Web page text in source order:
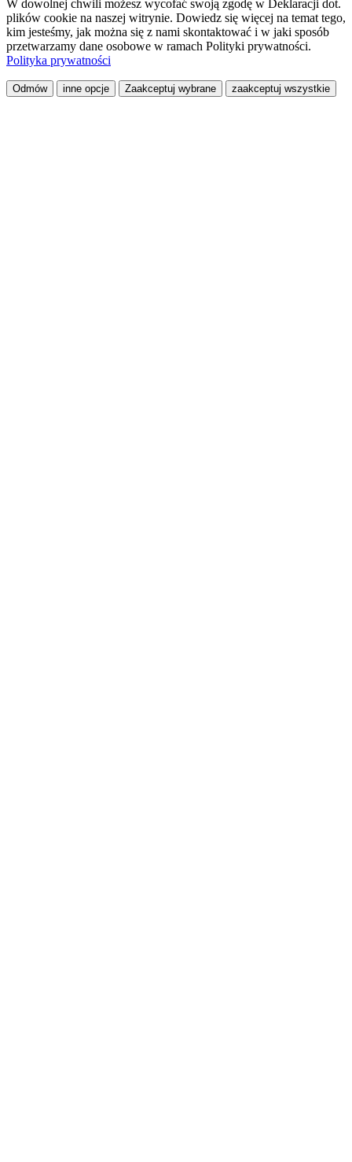
W dowolnej chwili możesz wycofać swoją zgodę w Deklaracji dot.
plików cookie na naszej witrynie. Dowiedz się więcej na temat tego,
kim jesteśmy, jak można się z nami skontaktować i w jaki sposób
przetwarzamy dane osobowe w ramach Polityki prywatności.
Polityka prywatności
Odmów inne opcje Zaakceptuj wybrane zaakceptuj wszystkie